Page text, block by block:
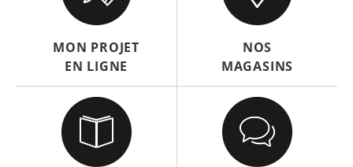
MON PROJET
EN LIGNE
NOS
MAGASINS